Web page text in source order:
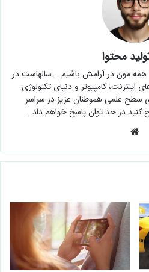
محتوا
مون در آرامش باشیم... سالهاست در
اینترنت، کامپیوتر و دنیای تکنولوژی
سطح علمی هموطنان عزیز در سراسر
کنید در حد توان پاسخ خواهم داد...